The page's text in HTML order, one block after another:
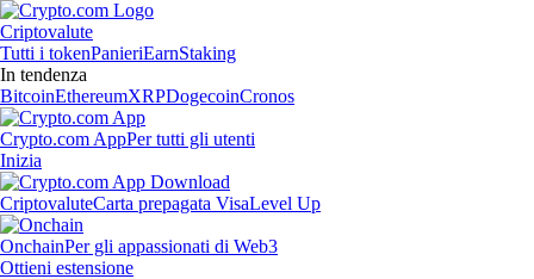
Criptovalute
Tutti i tokenPanieriEarnStaking
In tendenza
BitcoinEthereumXRPDogecoinCronos
Crypto.com AppPer tutti gli utenti
Inizia
CriptovaluteCarta prepagata VisaLevel Up
OnchainPer gli appassionati di Web3
Ottieni estensione